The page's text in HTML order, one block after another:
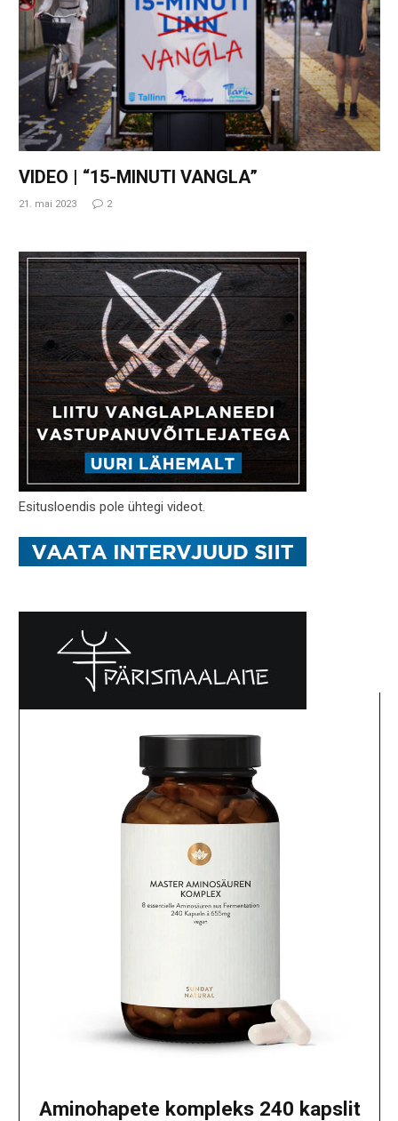
VIDEO | “15-MINUTI VANGLA”
21. mai 2023 2
Esitusloendis pole ühtegi videot.
Aminohapete kompleks 240 kapslit